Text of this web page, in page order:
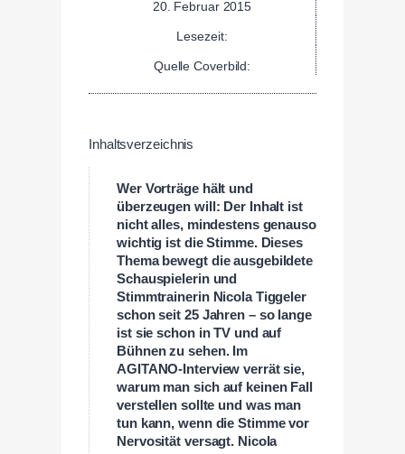
20. Februar 2015
Lesezeit:
Quelle Coverbild:
Inhaltsverzeichnis
Wer Vorträge hält und
überzeugen will: Der Inhalt ist
nicht alles, mindestens genauso
wichtig ist die Stimme. Dieses
Thema bewegt die ausgebildete
Schauspielerin und
Stimmtrainerin Nicola Tiggeler
schon seit 25 Jahren – so lange
ist sie schon in TV und auf
Bühnen zu sehen. Im
AGITANO-Interview verrät sie,
warum man sich auf keinen Fall
verstellen sollte und was man
tun kann, wenn die Stimme vor
Nervosität versagt. Nicola